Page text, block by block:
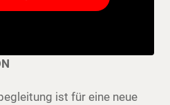
ist für eine neue